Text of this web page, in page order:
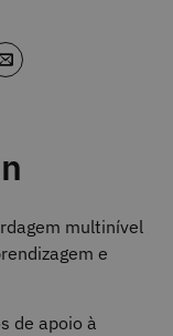
multinível
e
de apoio à